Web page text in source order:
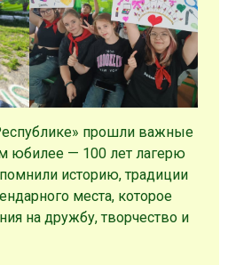
прошли важные
юбилее — 100 лет лагерю
историю, традиции
места, которое
на дружбу, творчество и